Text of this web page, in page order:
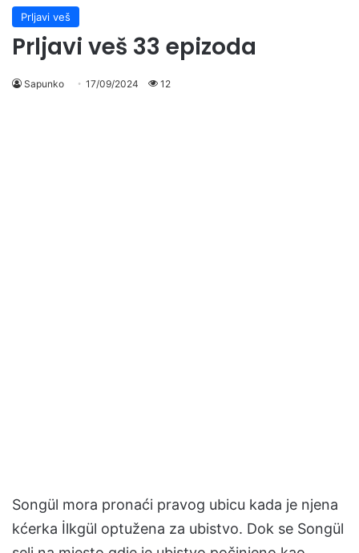
Prljavi veš
Prljavi veš 33 epizoda
Sapunko 17/09/2024 12
Songül mora pronaći pravog ubicu kada je njena
kćerka İlkgül optužena za ubistvo. Dok se Songül